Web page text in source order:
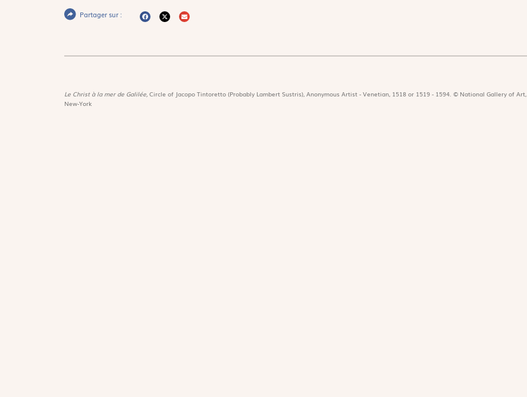
Partager sur :
Le Christ à la mer de Galilée, Circle of Jacopo Tintoretto (Probably Lambert Sustris), Anonymous Artist - Venetian, 1518 or 1519 - 1594. © National Gallery of Art,
New-York